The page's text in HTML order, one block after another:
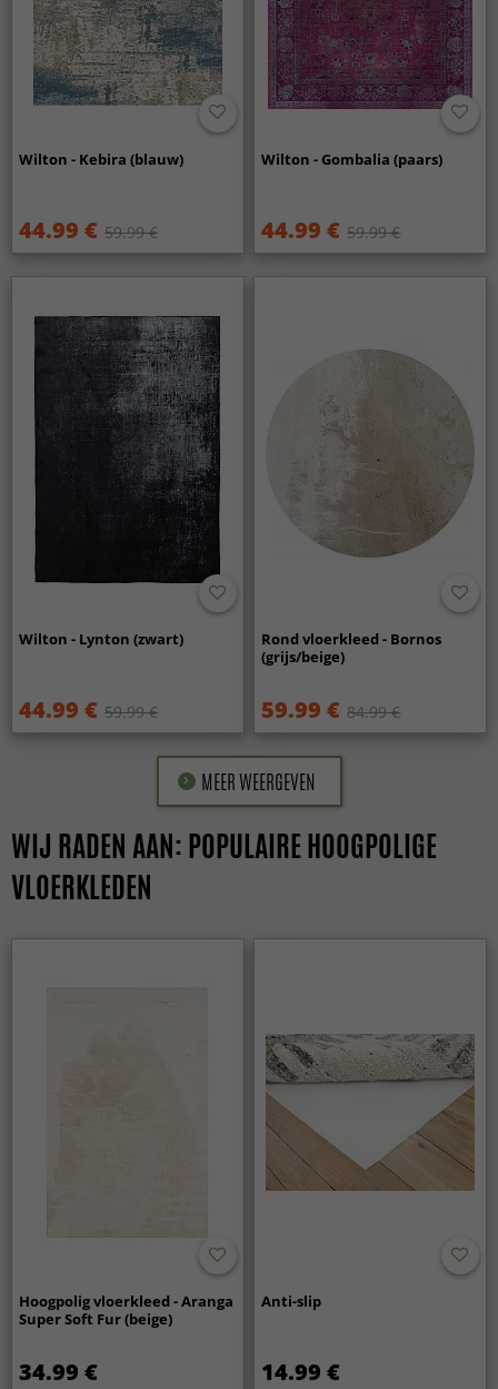
Wilton - Kebira (blauw)
44.99 € 59.99 €
Wilton - Gombalia (paars)
44.99 € 59.99 €
Wilton - Lynton (zwart)
44.99 € 59.99 €
Rond vloerkleed - Bornos
(grijs/beige)
59.99 € 84.99 €
MEER WEERGEVEN
WIJ RADEN AAN: POPULAIRE HOOGPOLIGE
VLOERKLEDEN
Hoogpolig vloerkleed - Aranga
Super Soft Fur (beige)
34.99 €
Anti-slip
14.99 €